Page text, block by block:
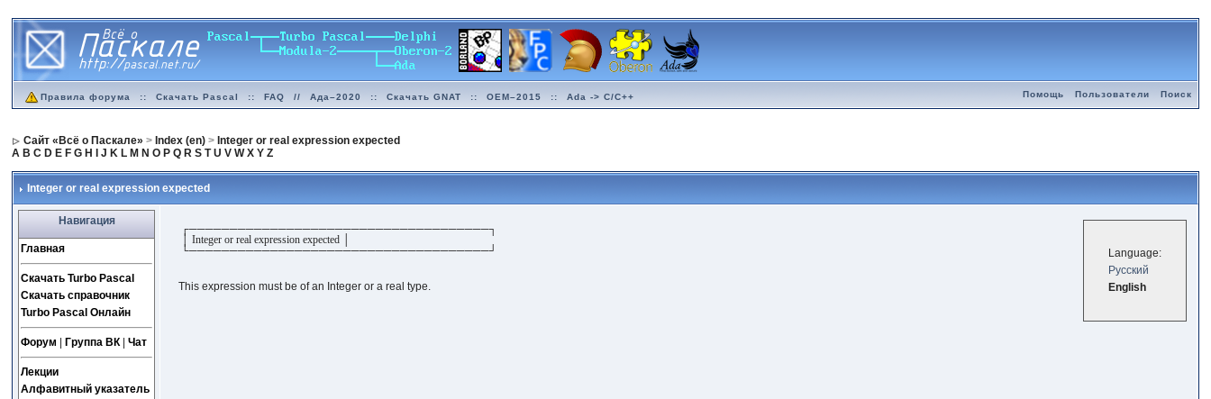
Правила форума :: Скачать Pascal :: FAQ // Ада–2020 :: Скачать GNAT :: OEM–2015 :: Ada -> C/C++ Помощь Пользователи Поиск
Сайт «Всё о Паскале» > Index (en) > Integer or real expression expected
A B C D E F G H J K L M N O P Q R S T U V W X Y Z
Integer or real expression expected
Навигация
Главная
Скачать Turbo Pascal
Скачать справочник
Turbo Pascal Онлайн
Форум Группа ВК|Чат
Лекции
Алфавитный указатель
Language:
Русский
English
┌─────────────────────────────────────┐
│ Integer or real expression expected │
└─────────────────────────────────────┘
This expression must be of an Integer or a real type.